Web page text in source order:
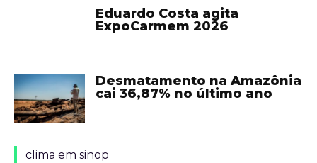
Eduardo Costa agita
ExpoCarmem 2026
Desmatamento na Amazônia
cai 36,87% no último ano
clima em sinop